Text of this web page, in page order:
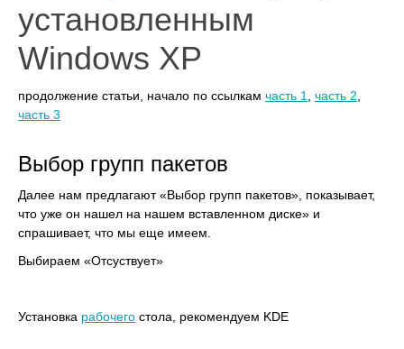
установленным
Windows XP
продолжение статьи, начало по ссылкам часть 1 часть 2
часть 3
Выбор групп пакетов
Далее нам предлагают «Выбор групп пакетов», показывает,
что уже он нашел на нашем вставленном диске» и
спрашивает, что мы еще имеем.
Выбираем «Отсуствует»
Установка рабочего стола, рекомендуем KDE